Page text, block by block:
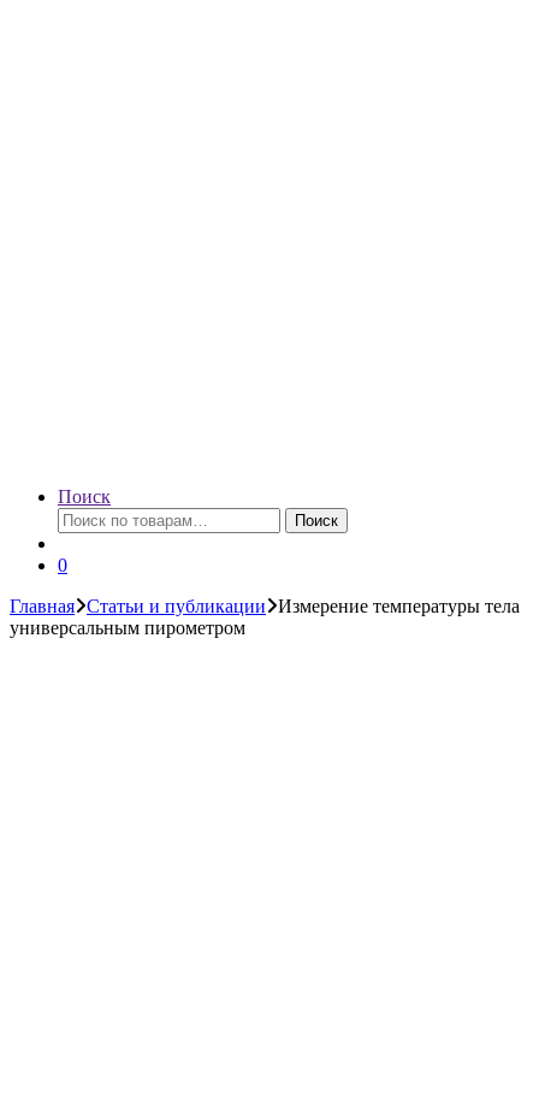
Поиск
Искать:
Поиск
0
Главная Статьи и публикации
Измерение температуры тела
универсальным пирометром